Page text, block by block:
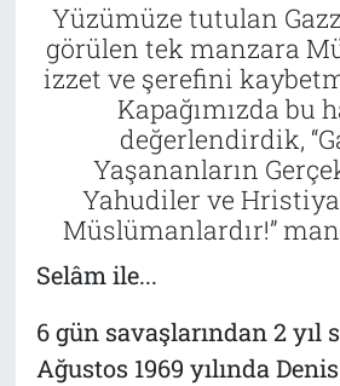
Yüzümüze tutulan
görülen tek manzara
izzet ve şerefini
Kapağımızda bu
değerlendirdik,
Yaşananların
Yahudiler ve
Müslümanlardır!”
Selâm ile...
6 gün savaşlarından 2 yıl
Ağustos 1969 yılında